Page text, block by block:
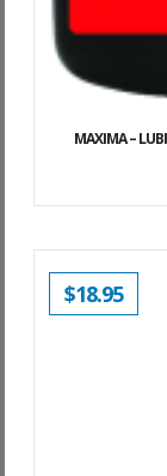
MAXIMA –
$18.95